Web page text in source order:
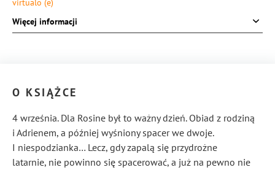
Format: 145 × 205 mm
Więcej informacji
O KSIĄŻCE
4 września. Dla Rosine był to ważny dzień. Obiad z rodziną
i Adrienem, a później wyśniony spacer we dwoje.
I niespodzianka… Lecz, gdy zapalą się przydrożne
latarnie, nie powinno się spacerować, a już na pewno nie